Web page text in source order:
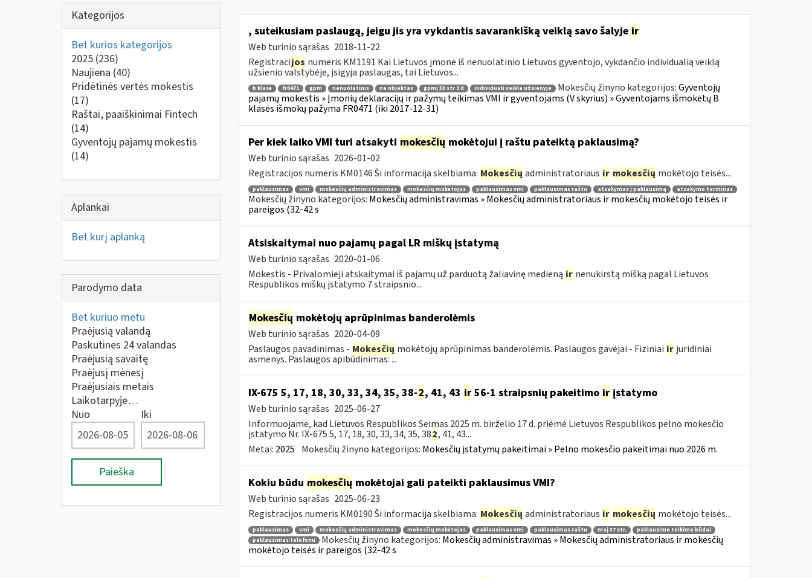
Kategorijos
Bet kurios kategorijos
2025 (236)
Naujiena (40)
Pridėtinės vertės mokestis
(17)
Raštai, paaiškinimai Fintech
(14)
Gyventojų pajamų mokestis
(14)
Aplankai
Bet kurį aplanką
Parodymo data
Bet kuriuo metu
Praėjusią valandą
Paskutines 24 valandas
Praėjusią savaitę
Praėjusį mėnesį
Praėjusiais metais
Laikotarpyje…
Nuo
Iki
Paieška
, suteikusiam paslaugą, jeigu jis yra vykdantis savarankišką veiklą savo šalyje ir
Web turinio sąrašas 2018-11-22
Registracijos numeris KM1191 Kai Lietuvos įmonė iš nenuolatinio Lietuvos gyventojo, vykdančio individualią veiklą
užsienio valstybėje, įsigyja paslaugas, tai Lietuvos...
b klasė fr0471 gpm nenuolatinis ne objektas gpmį 33 str 2 d individuali veikla užsienyje Mokesčių žinyno kategorijos:Gyventojų
pajamų mokestis » Įmonių deklaracijų ir pažymų teikimas VMI ir gyventojams (V skyrius) » Gyventojams išmokėtų B
klasės išmokų pažyma FR0471 (iki 2017-12-31)
Per kiek laiko VMI turi atsakyti mokesčių mokėtojui į raštu pateiktą paklausimą?
Web turinio sąrašas 2026-01-02
Registracijos numeris KM0146 Ši informacija skelbiama: Mokesčių administratoriaus ir mokesčių mokėtojo teisės...
paklausimas vmi mokesčių administravimas mokesčių mokėtojas paklausimas vmi paklausimas raštu atsakymas į paklausimą atsakymo terminas
Mokesčių žinyno kategorijos: Mokesčių administravimas » Mokesčių administratoriaus ir mokesčių mokėtojo teisės ir
pareigos (32-42 s
Atsiskaitymai nuo pajamų pagal LR miškų įstatymą
Web turinio sąrašas 2020-01-06
Mokestis - Privalomieji atskaitymai iš pajamų už parduotą žaliavinę medieną ir nenukirstą mišką pagal Lietuvos
Respublikos miškų įstatymo 7 straipsnio...
Mokesčių mokėtojų aprūpinimas banderolėmis
Web turinio sąrašas 2020-04-09
Paslaugos pavadinimas - Mokesčių mokėtojų aprūpinimas banderolėmis. Paslaugos gavėjai - Fiziniai ir juridiniai
asmenys. Paslaugos apibūdinimas: ...
IX-675 5, 17, 18, 30, 33, 34, 35, 38-2, 41, 43 ir56-1 straipsnių pakeitimo irįstatymo
Web turinio sąrašas 2025-06-27
Informuojame, kad Lietuvos Respublikos Seimas 2025 m. birželio 17 d. priėmė Lietuvos Respublikos pelno mokesčio
įstatymo Nr. IX-675 5, 17, 18, 30, 33, 34, 35, 382, 41, 43...
Metai: 2025 Mokesčių žinyno kategorijos: Mokesčių įstatymų pakeitimai » Pelno mokesčio pakeitimai nuo 2026 m.
Kokiu būdu mokesčių mokėtojai gali pateikti paklausimus VMI?
Web turinio sąrašas 2025-06-23
Registracijos numeris KM0190 Ši informacija skelbiama: Mokesčių administratoriaus ir mokesčių mokėtojo teisės...
paklausimas vmi mokesčių administravimas mokesčių mokėtojas paklausimas vmi paklausimas raštu maį 37 str.
paklausimo teikimo būdai
paklausimas telefonu
Mokesčių žinyno kategorijos: Mokesčių administravimas » Mokesčių administratoriaus ir mokesčių
mokėtojo teisės ir pareigos (32-42 s